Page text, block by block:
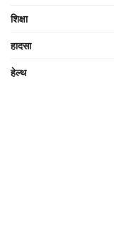
शिक्षा
हादसा
हेल्थ